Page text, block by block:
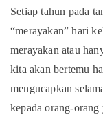
Setiap tahun pada
“merayakan” hari
merayakan atau
kita akan bertemu
mengucapkan
kepada orang-